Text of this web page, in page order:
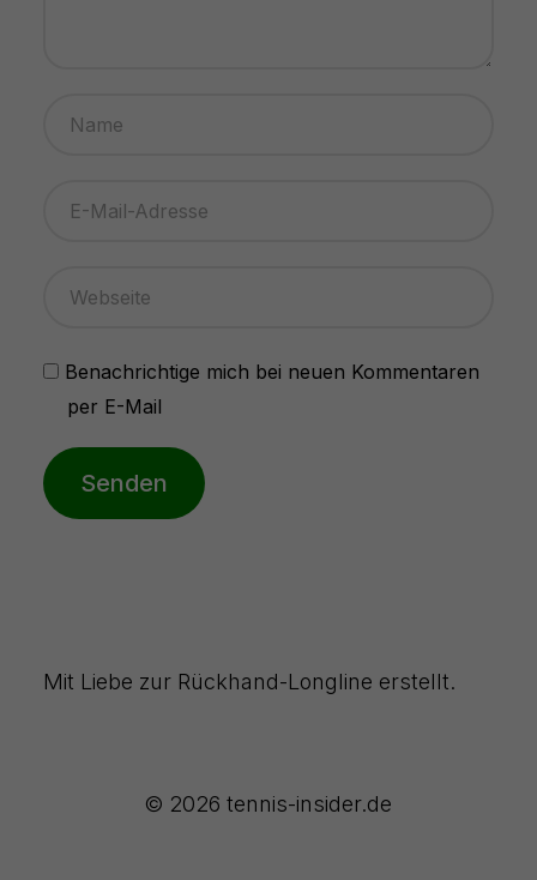
Benachrichtige mich bei neuen Kommentaren
per E-Mail
Senden
© 2026 tennis-insider.de
Mit Liebe zur Rückhand-Longline erstellt.